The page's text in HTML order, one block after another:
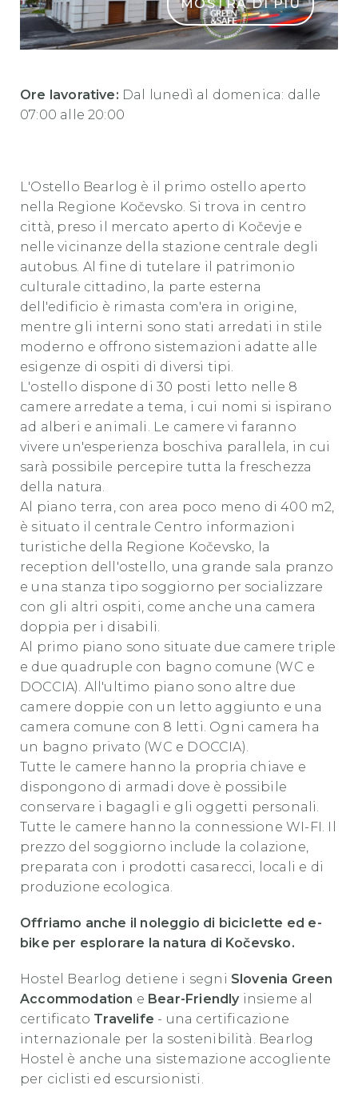
MOSTRA DI PIÙ
Ore lavorative: Dal lunedì al domenica: dalle
07:00 alle 20:00
L'Ostello Bearlog è il primo ostello aperto
nella Regione Kočevsko. Si trova in centro
città, preso il mercato aperto di Kočevje e
nelle vicinanze della stazione centrale degli
autobus. Al fine di tutelare il patrimonio
culturale cittadino, la parte esterna
dell'edificio è rimasta com'era in origine,
mentre gli interni sono stati arredati in stile
moderno e offrono sistemazioni adatte alle
esigenze di ospiti di diversi tipi.
L'ostello dispone di 30 posti letto nelle 8
camere arredate a tema, i cui nomi si ispirano
ad alberi e animali. Le camere vi faranno
vivere un'esperienza boschiva parallela, in cui
sarà possibile percepire tutta la freschezza
della natura.
Al piano terra, con area poco meno di 400 m2,
è situato il centrale Centro informazioni
turistiche della Regione Kočevsko, la
reception dell'ostello, una grande sala pranzo
e una stanza tipo soggiorno per socializzare
con gli altri ospiti, come anche una camera
doppia per i disabili.
Al primo piano sono situate due camere triple
e due quadruple con bagno comune (WC e
DOCCIA). All'ultimo piano sono altre due
camere doppie con un letto aggiunto e una
camera comune con 8 letti. Ogni camera ha
un bagno privato (WC e DOCCIA).
Tutte le camere hanno la propria chiave e
dispongono di armadi dove è possibile
conservare i bagagli e gli oggetti personali.
Tutte le camere hanno la connessione WI-FI. Il
prezzo del soggiorno include la colazione,
preparata con i prodotti casarecci, locali e di
produzione ecologica.
Offriamo anche il noleggio di biciclette ed e-
bike per esplorare la natura di Kočevsko.
Hostel Bearlog detiene i segni Slovenia Green
Accommodation e Bear-Friendly insieme al
certificato Travelife - una certificazione
internazionale per la sostenibilità. Bearlog
Hostel è anche una sistemazione accogliente
per ciclisti ed escursionisti.